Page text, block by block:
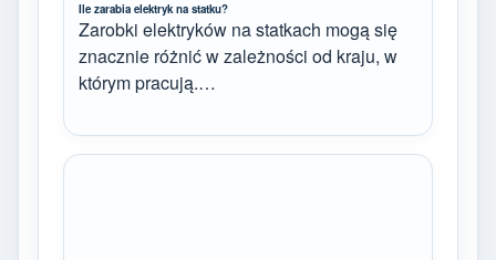
Ile zarabia elektryk na statku?
Zarobki elektryków na statkach mogą się
znacznie różnić w zależności od kraju, w
którym pracują.…